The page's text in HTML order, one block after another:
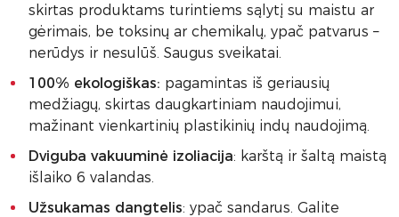
skirtas produktams turintiems sąlytį su maistu ar
gėrimais, be toksinų ar chemikalų, ypač patvarus –
nerūdys ir nesulūš. Saugus sveikatai.
100% ekologiškas: pagamintas iš geriausių
medžiagų, skirtas daugkartiniam naudojimui,
mažinant vienkartinių plastikinių indų naudojimą.
Dviguba vakuuminė izoliacija: karštą ir šaltą maistą
išlaiko 6 valandas.
Užsukamas dangtelis: ypač sandarus. Galite